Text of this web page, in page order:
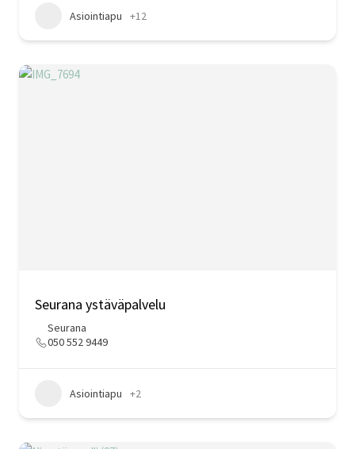
Asiointiapu +12
Seurana ystäväpalvelu
Seurana
050 552 9449
Asiointiapu +2